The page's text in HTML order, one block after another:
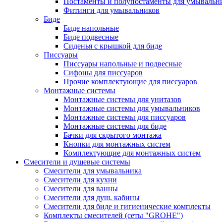
Фитинги для умывальников
Биде
Биде напольные
Биде подвесные
Сиденья с крышкой для биде
Писсуары
Писсуары напольные и подвесные
Сифоны для писсуаров
Прочие комплектующие для писсуаров
Монтажные системы
Монтажные системы для унитазов
Монтажные системы для умывальников
Монтажные системы для писсуаров
Монтажные системы для биде
Бачки для скрытого монтажа
Кнопки для монтажных систем
Комплектующие для монтажных систем
Смесители и душевые системы
Смесители для умывальника
Смесители для кухни
Смесители для ванны
Смесители для душ. кабины
Смесители для биде и гигиенические комплекты
Комплекты смесителей (сеты "GROHE")